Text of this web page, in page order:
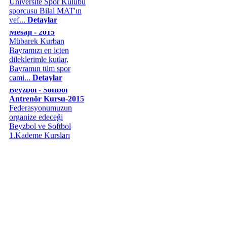
semineri 17-18 Ekim
2015 tarihinde...
Detaylar
vef...Detaylar
Kurban Bayramı
Mesajı - 2015
Mübarek Kurban
Bayramızı en içten
dileklerimle kutlar,
Bayramın tüm spor
cami...Detaylar
Beyzbol - Softbol
Antrenör Kursu-2015
Federasyonumuzun
organize edeceği
Beyzbol ve Softbol
1.Kademe Kursları
aşağıdaki program d...